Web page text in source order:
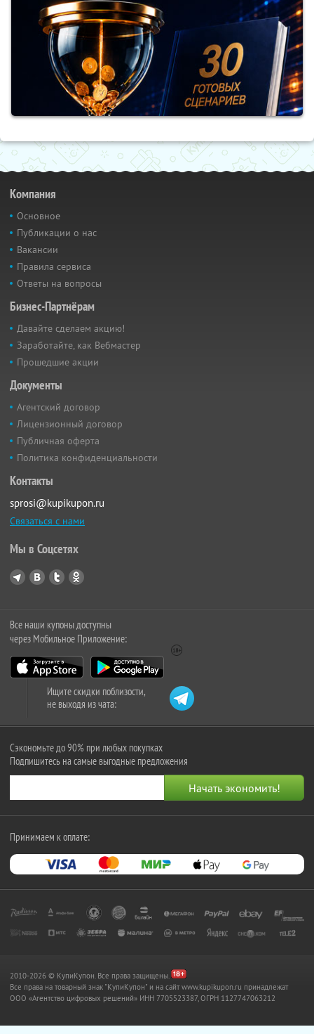
Компания
Основное
Публикации о нас
Вакансии
Правила сервиса
Ответы на вопросы
Бизнес-Партнёрам
Давайте сделаем акцию!
Заработайте, как Вебмастер
Прошедшие акции
Документы
Агентский договор
Лицензионный договор
Публичная оферта
Политика конфиденциальности
Контакты
sprosi@kupikupon.ru
Связаться с нами
Мы в Соцсетях
Все наши купоны доступны
через Мобильное Приложение:
Ищите скидки поблизости,
не выходя из чата:
Сэкономьте до 90% при любых покупках
Подпишитесь на самые выгодные предложения
Принимаем к оплате:
2010-2026 © КупиКупон. Все права защищены.
Все права на товарный знак "КупиКупон" и на сайт www.kupikupon.ru принадлежат
OOO «Агентство цифровых решений» ИНН 7705523387, ОГРН 1127747063212